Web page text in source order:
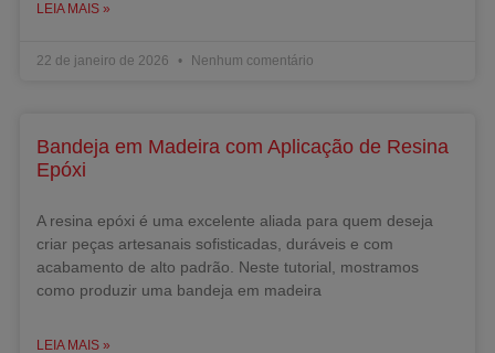
LEIA MAIS »
22 de janeiro de 2026 Nenhum comentário
Bandeja em Madeira com Aplicação de Resina
Epóxi
A resina epóxi é uma excelente aliada para quem deseja
criar peças artesanais sofisticadas, duráveis e com
acabamento de alto padrão. Neste tutorial, mostramos
como produzir uma bandeja em madeira
LEIA MAIS »